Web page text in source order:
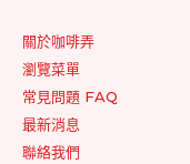
關於咖啡弄
瀏覽菜單
常見問題 FAQ
最新消息
聯絡我們